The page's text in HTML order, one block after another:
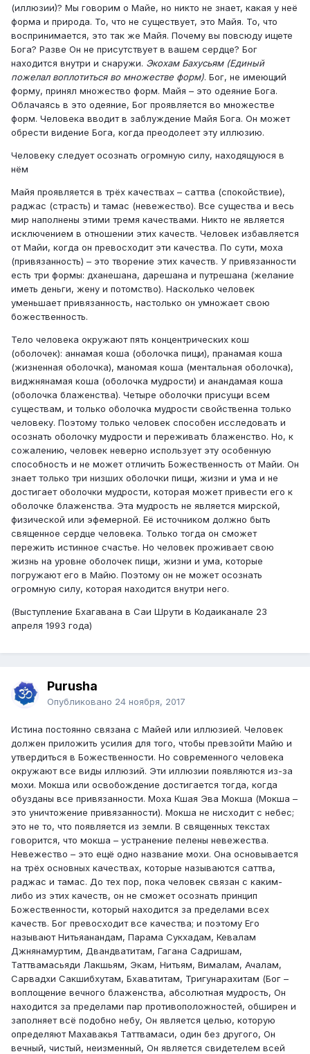
(иллюзии)? Мы говорим о Майе, но никто не знает, какая у неё
форма и природа. То, что не существует, это Майя. То, что
воспринимается, это так же Майя. Почему вы повсюду ищете
Бога? Разве Он не присутствует в вашем сердце? Бог
находится внутри и снаружи. Экохам Бахусьям (Единый
пожелал воплотиться во множестве форм). Бог, не имеющий
форму, принял множество форм. Майя – это одеяние Бога.
Облачаясь в это одеяние, Бог проявляется во множестве
форм. Человека вводит в заблуждение Майя Бога. Он может
обрести видение Бога, когда преодолеет эту иллюзию.
Человеку следует осознать огромную силу, находящуюся в
нём
Майя проявляется в трёх качествах – саттва (спокойствие),
раджас (страсть) и тамас (невежество). Все существа и весь
мир наполнены этими тремя качествами. Никто не является
исключением в отношении этих качеств. Человек избавляется
от Майи, когда он превосходит эти качества. По сути, моха
(привязанность) – это творение этих качеств. У привязанности
есть три формы: дханешана, дарешана и путрешана (желание
иметь деньги, жену и потомство). Насколько человек
уменьшает привязанность, настолько он умножает свою
божественность.
Тело человека окружают пять концентрических кош
(оболочек): аннамая коша (оболочка пищи), пранамая коша
(жизненная оболочка), маномая коша (ментальная оболочка),
виджнянамая коша (оболочка мудрости) и анандамая коша
(оболочка блаженства). Четыре оболочки присущи всем
существам, и только оболочка мудрости свойственна только
человеку. Поэтому только человек способен исследовать и
осознать оболочку мудрости и переживать блаженство. Но, к
сожалению, человек неверно использует эту особенную
способность и не может отличить Божественность от Майи. Он
знает только три низших оболочки пищи, жизни и ума и не
достигает оболочки мудрости, которая может привести его к
оболочке блаженства. Эта мудрость не является мирской,
физической или эфемерной. Её источником должно быть
священное сердце человека. Только тогда он сможет
пережить истинное счастье. Но человек проживает свою
жизнь на уровне оболочек пищи, жизни и ума, которые
погружают его в Майю. Поэтому он не может осознать
огромную силу, которая находится внутри него.
(Выступление Бхагавана в Саи Шрути в Кодаиканале 23
апреля 1993 года)
Purusha
Опубликовано 24 ноября, 2017
Истина постоянно связана с Майей или иллюзией. Человек
должен приложить усилия для того, чтобы превзойти Майю и
утвердиться в Божественности. Но современного человека
окружают все виды иллюзий. Эти иллюзии появляются из-за
мохи. Мокша или освобождение достигается тогда, когда
обузданы все привязанности. Моха Кшая Эва Мокша (Мокша –
это уничтожение привязанности). Мокша не нисходит с небес;
это не то, что появляется из земли. В священных текстах
говорится, что мокша – устранение пелены невежества.
Невежество – это ещё одно название мохи. Она основывается
на трёх основных качествах, которые называются саттва,
раджас и тамас. До тех пор, пока человек связан с каким-
либо из этих качеств, он не сможет осознать принцип
Божественности, который находится за пределами всех
качеств. Бог превосходит все качества; и поэтому Его
называют Нитьяанандам, Парама Сукхадам, Кевалам
Джнянамуртим, Двандватитам, Гагана Садришам,
Таттвамасьяди Лакшьям, Экам, Нитьям, Вималам, Ачалам,
Сарвадхи Сакшибхутам, Бхаватитам, Тригунарахитам (Бог –
воплощение вечного блаженства, абсолютная мудрость, Он
находится за пределами пар противоположностей, обширен и
заполняет всё подобно небу, Он является целью, которую
определяют Махавакья Таттвамаси, один без другого, Он
вечный, чистый, неизменный, Он является свидетелем всей